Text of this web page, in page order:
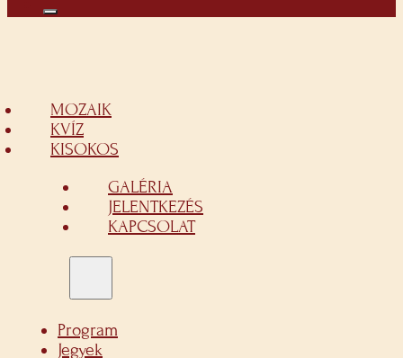
MOZAIK
KVÍZ
KISOKOS
GALÉRIA
JELENTKEZÉS
KAPCSOLAT
Program
Jegyek